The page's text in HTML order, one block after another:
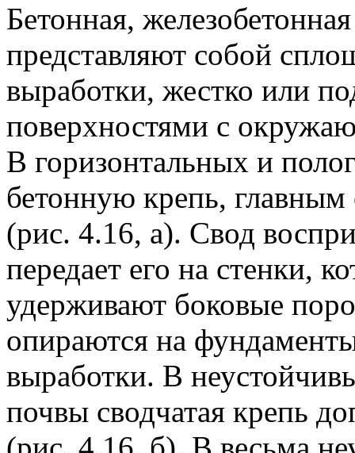
Бетонная,
представляют собой
выработки, жестко или
поверхностями с
В горизонтальных и
бетонную крепь,
(рис. 4.16, а). Свод
передает его на стенки,
удерживают боковые
опираются на
выработки. В
почвы сводчатая крепь